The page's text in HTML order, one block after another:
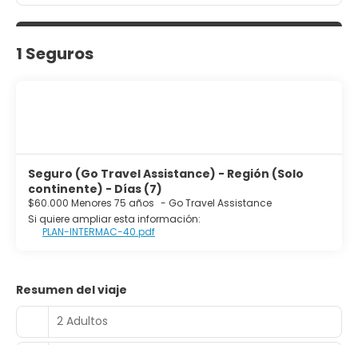
1 Seguros
Seguro (Go Travel Assistance) - Región (Solo
continente) - Días (7)
$60.000 Menores 75 años - Go Travel Assistance
Si quiere ampliar esta información:
PLAN-INTERMAC-40.pdf
Resumen del viaje
2 Adultos